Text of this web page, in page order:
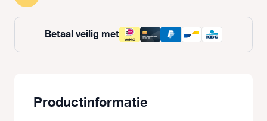
Betaal veilig met
Productinformatie